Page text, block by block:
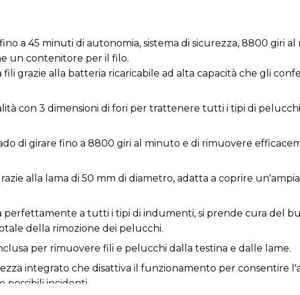
a 45 minuti di autonomia, sistema di sicurezza, 8800 giri
un contenitore per il filo.
grazie alla batteria ricaricabile ad alta capacità che gli
con 3 dimensioni di fori per trattenere tutti i tipi di
di girare fino a 8800 giri al minuto e di rimuovere
alla lama di 50 mm di diametro, adatta a coprire
perfettamente a tutti i tipi di indumenti, si prende cura del
della rimozione dei pelucchi.
per rimuovere fili e pelucchi dalla testina e dalle lame.
integrato che disattiva il funzionamento per consentire
incidenti.